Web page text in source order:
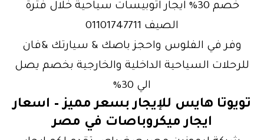
خصم 30% ايجار اتوبيسات سياحية خلال فترة
الصيف 01101747711
وفر في الفلوس واحجز باصك & سيارتك &فان
للرحلات السياحية الداخلية والخارجية بخصم يصل
الي 30%
تويوتا هايس للإيجار بسعر مميز – اسعار
ايجار ميكروباصات في مصر